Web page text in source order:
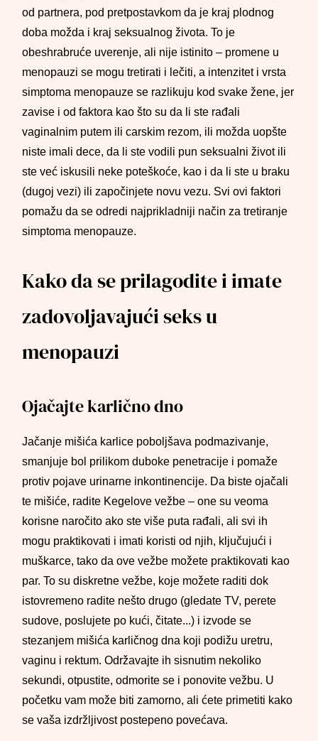
od partnera, pod pretpostavkom da je kraj plodnog
doba možda i kraj seksualnog života. To je
obeshrabruće uverenje, ali nije istinito – promene u
menopauzi se mogu tretirati i lečiti, a intenzitet i vrsta
simptoma menopauze se razlikuju kod svake žene, jer
zavise i od faktora kao što su da li ste rađali
vaginalnim putem ili carskim rezom, ili možda uopšte
niste imali dece, da li ste vodili pun seksualni život ili
ste već iskusili neke poteškoće, kao i da li ste u braku
(dugoj vezi) ili započinjete novu vezu. Svi ovi faktori
pomažu da se odredi najprikladniji način za tretiranje
simptoma menopauze.
Kako da se prilagodite i imate
zadovoljavajući seks u
menopauzi
Ojačajte karlično dno
Jačanje mišića karlice poboljšava podmazivanje,
smanjuje bol prilikom duboke penetracije i pomaže
protiv pojave urinarne inkontinencije. Da biste ojačali
te mišiće, radite Kegelove vežbe – one su veoma
korisne naročito ako ste više puta rađali, ali svi ih
mogu praktikovati i imati koristi od njih, ključujući i
muškarce, tako da ove vežbe možete praktikovati kao
par. To su diskretne vežbe, koje možete raditi dok
istovremeno radite nešto drugo (gledate TV, perete
sudove, poslujete po kući, čitate...) i izvode se
stezanjem mišića karličnog dna koji podižu uretru,
vaginu i rektum. Održavajte ih sisnutim nekoliko
sekundi, otpustite, odmorite se i ponovite vežbu. U
početku vam može biti zamorno, ali ćete primetiti kako
se vaša izdržljivost postepeno povećava.